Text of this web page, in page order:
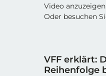
Video anzuzeigen.
Oder besuchen
VFF erklärt:
Reihenfolge